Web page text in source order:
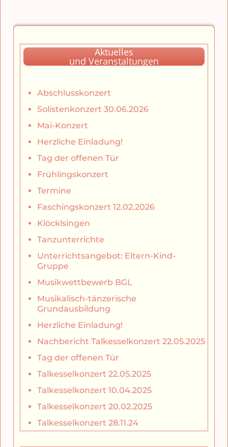
Aktuelles
und Veranstaltungen
Abschlusskonzert
Solistenkonzert 30.06.2026
Mai-Konzert
Herzliche Einladung!
Tag der offenen Tür
Frühlingskonzert
Termine
Faschingskonzert 12.02.2026
Klöcklsingen
Tanzunterrichte
Unterrichtsangebot: Eltern-Kind-
Gruppe
Musikwettbewerb BGL
Musikalisch-tänzerische
Grundausbildung
Herzliche Einladung!
Nachbericht Talkesselkonzert 22.05.2025
Tag der offenen Tür
Talkesselkonzert 22.05.2025
Talkesselkonzert 10.04.2025
Talkesselkonzert 20.02.2025
Talkesselkonzert 28.11.24